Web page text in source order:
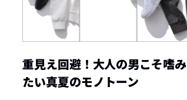
重見え回避！大人の男こそ嗜み
たい真夏のモノトーン